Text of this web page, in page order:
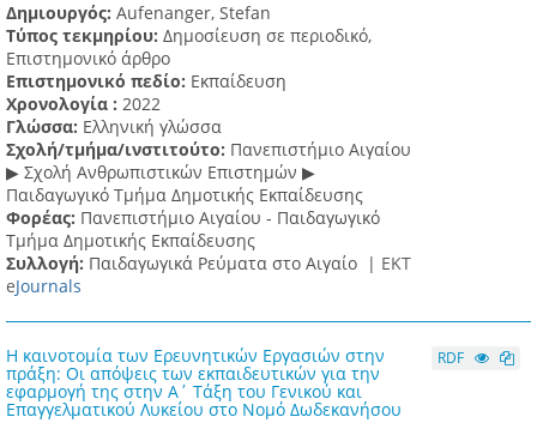
Δημιουργός: Aufenanger, Stefan
Τύπος τεκμηρίου: Δημοσίευση σε περιοδικό,
Επιστημονικό άρθρο
Επιστημονικό πεδίο: Εκπαίδευση
Χρονολογία : 2022
Γλώσσα: Ελληνική γλώσσα
Σχολή/τμήμα/ινστιτούτο: Πανεπιστήμιο Αιγαίου
▶ Σχολή Ανθρωπιστικών Επιστημών ▶
Παιδαγωγικό Τμήμα Δημοτικής Εκπαίδευσης
Φορέας: Πανεπιστήμιο Αιγαίου - Παιδαγωγικό
Τμήμα Δημοτικής Εκπαίδευσης
Συλλογή: Παιδαγωγικά Ρεύματα στο Αιγαίο | ΕΚΤ
eJournals
Η καινοτομία των Ερευνητικών Εργασιών στην
πράξη: Οι απόψεις των εκπαιδευτικών για την
εφαρμογή της στην Α΄ Τάξη του Γενικού και
Επαγγελματικού Λυκείου στο Νομό Δωδεκανήσου
RDF